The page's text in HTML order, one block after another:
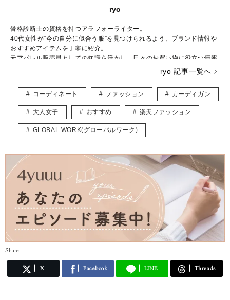
ryo
骨格診断士の資格を持つアラフォーライター。
40代女性が“今の自分に似合う服”を見つけられるよう、ブランド情報や
おすすめアイテムを丁寧に紹介。
元アパレル販売員としての知識を活かし、日々のお買い物に役立つ情報
ryo 記事一覧へ
コーディネート ファッション カーディガン
大人女子 おすすめ 楽天ファッション
GLOBAL WORK(グローバルワーク)
Share
X Facebook LINE Threads